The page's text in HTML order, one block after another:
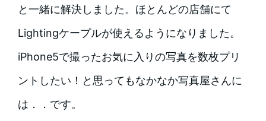
と一緒に解決しました。ほとんどの店舗にて
Lightingケープルが使えるようになりました。
iPhone5で撮ったお気に入りの写真を数枚プリ
ントしたい！と思ってもなかなか写真屋さんに
は．．です。